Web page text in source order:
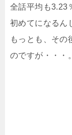
全話平均も3.23
初めてになるん
もっとも、その
のですが・・・。